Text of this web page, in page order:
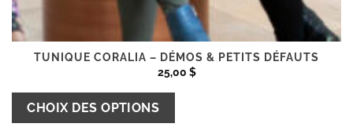
TUNIQUE CORALIA – DÉMOS & PETITS DÉFAUTS
25,00 $
CHOIX DES OPTIONS